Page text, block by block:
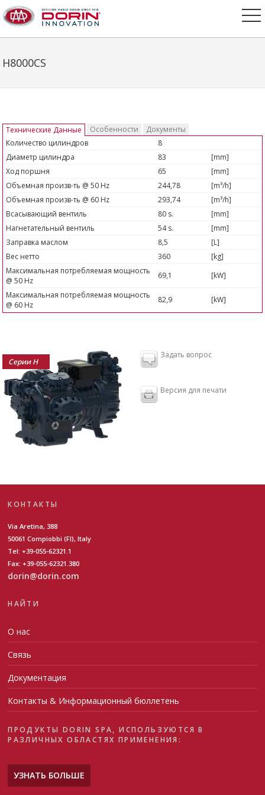
H8000CS
Технические Данные Особенности
Документы
Количество цилиндров
8
Диаметр цилиндра
83
[mm]
Ход поршня
65
[mm]
Объемная произв-ть @ 50 Hz
244,78
[m³/h]
Объемная произв-ть @ 60 Hz
293,74
[m³/h]
Всасывающий вентиль
80 s.
[mm]
Нагнетательный вентиль
54 s.
[mm]
Заправка маслом
8,5
[L]
Вес нетто
360
[kg]
Максимальная потребляемая мощность
@ 50 Hz
69,1
[kW]
Максимальная потребляемая мощность
@ 60 Hz
82,9 [kW]
Серии H
Задать вопрос
Версия для печати
КОНТАКТЫ
Via Aretina, 388
50061 Compiobbi (FI), Italy
Tel: +39-055-62321.1
Fax: +39-055-62321.380
dorin@dorin.com
НАЙТИ
О нас
Связь
Документация
Контакты & Информационный бюллетень
ПРОДУКТЫ DORIN SPA, ИСПОЛЬЗУЮТСЯ В
РАЗЛИЧНЫХ ОБЛАСТЯХ ПРИМЕНЕНИЯ:
УЗНАТЬ БОЛЬШЕ